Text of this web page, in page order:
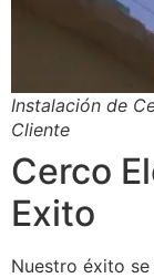
Instalación de
Cliente
Cerco
Exito
Nuestro éxito